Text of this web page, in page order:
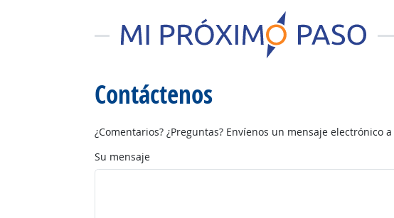
Contáctenos
¿Comentarios? ¿Preguntas? Envíenos un mensaje electrónico a
Su mensaje